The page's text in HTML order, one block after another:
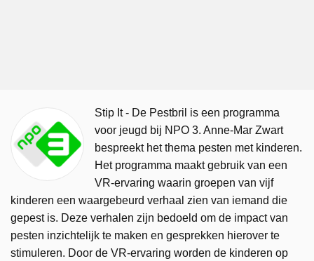
Stip It - De Pestbril is een programma
voor jeugd bij NPO 3. Anne-Mar Zwart
bespreekt het thema pesten met kinderen.
Het programma maakt gebruik van een
VR-ervaring waarin groepen van vijf
kinderen een waargebeurd verhaal zien van iemand die
gepest is. Deze verhalen zijn bedoeld om de impact van
pesten inzichtelijk te maken en gesprekken hierover te
stimuleren. Door de VR-ervaring worden de kinderen op